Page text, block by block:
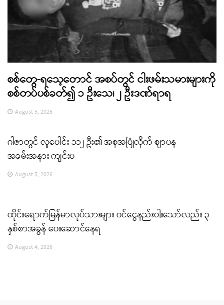
စစ်တွေ-ရသေ့တောင် အစပ်တွင် ငါးဖမ်းသမားများကို
စစ်တပ်ပစ်ခတ်၍ ၁ ဦးသေ၊ ၂ ဦးဒဏ်ရာရ
August 5, 2026
ဂါဇာတွင် လူပေါင်း ၁၁၂ ဦး၏ အစုအပြုံလိုက် ဈာပန
အခမ်းအနား ကျင်းပ
August 5, 2026
ထိုင်းရောက်မြန်မာလုပ်သားများ ဝင်ငွေနည်းပါးသော်လည်း ၃
နှစ်စာအခွန် ပေးဆောင်နေရ
August 4, 2026